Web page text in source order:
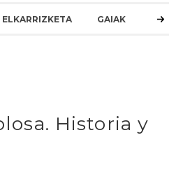
ELKARRIZKETA GAIAK
Historia y